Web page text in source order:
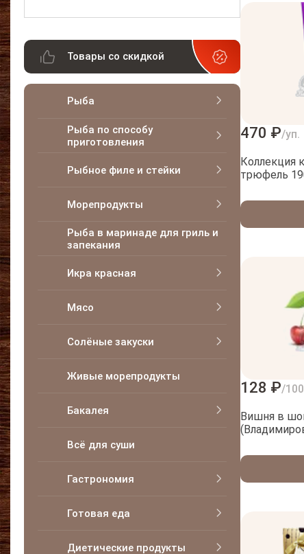
Товары со скидкой
Рыба
Рыба по способу
приготовления
Рыбное филе и стейки
Морепродукты
Рыба в маринаде для гриль и
запекания
Икра красная
Мясо
Солёные закуски
Живые морепродукты
Бакалея
Всё для суши
Гастрономия
Готовая еда
Диетические продукты
470 ₽/уп.
Коллекция
трюфель
128 ₽/
Вишня в